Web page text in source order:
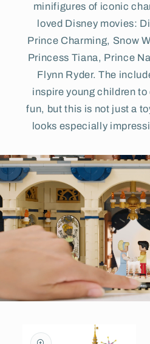
minifigures of iconic
loved Disney movies:
Prince Charming, Snow
Princess Tiana, Prince
Flynn Ryder. The
inspire young children
fun, but this is not just a
looks especially
product